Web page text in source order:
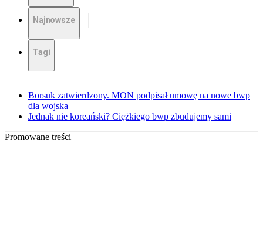
Najnowsze
Tagi
Borsuk zatwierdzony. MON podpisał umowę na nowe bwp
dla wojska
Jednak nie koreański? Ciężkiego bwp zbudujemy sami
Promowane treści